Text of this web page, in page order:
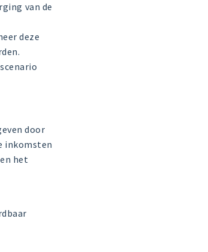
van de
deze
door
inkomsten
het